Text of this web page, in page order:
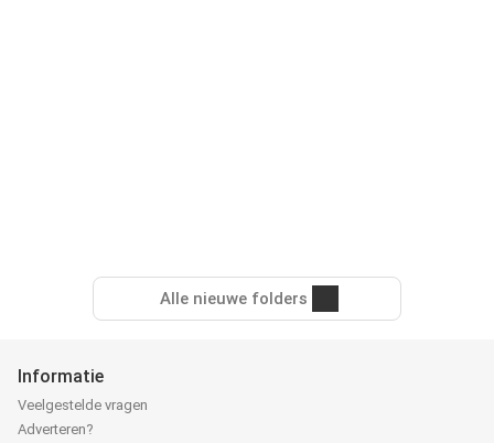
Alle nieuwe folders
Informatie
Veelgestelde vragen
Adverteren?